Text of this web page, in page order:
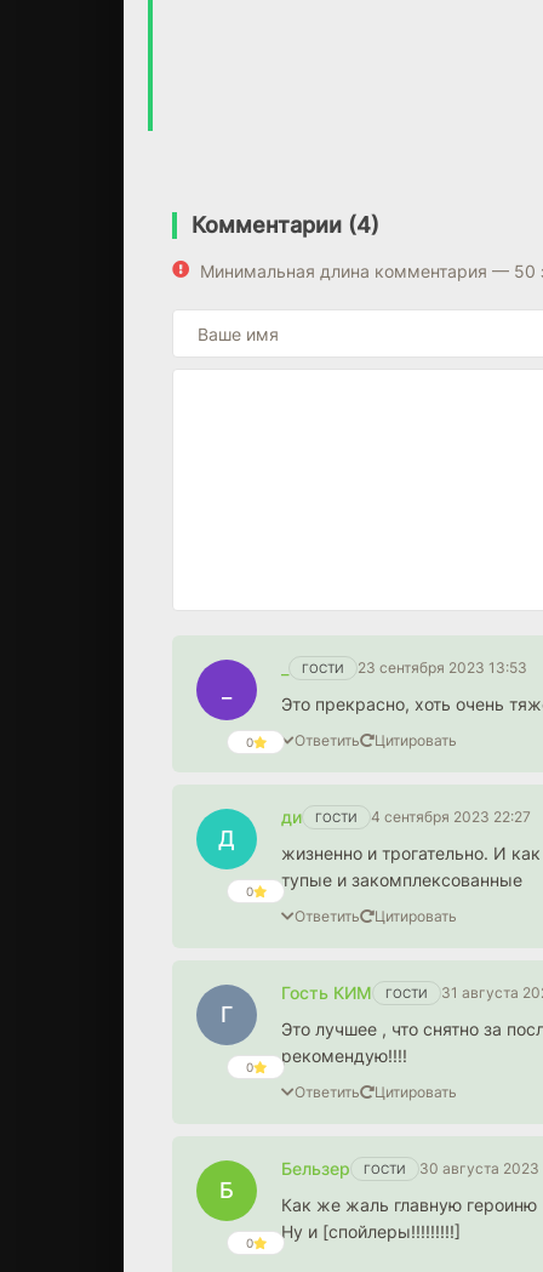
Комментарии (4)
Минимальная длина комментария — 50
0
ГОСТИ 23 сентября 2023 13:53
Это прекрасно, хоть очень
Ответить Цитировать
0
Д
ди ГОСТИ 4 сентября 2023 22:27
жизненно и трогательно. И
тупые и закомплексованные
Ответить Цитировать
0
Г
Гость КИМ ГОСТИ 31 августа
Это лучшее , что снятно за
рекомендую!!!!
Ответить Цитировать
0
Б
Бельзер ГОСТИ 30 августа
Как же жаль главную героиню
Ну и [спойлеры!!!!!!!!!]